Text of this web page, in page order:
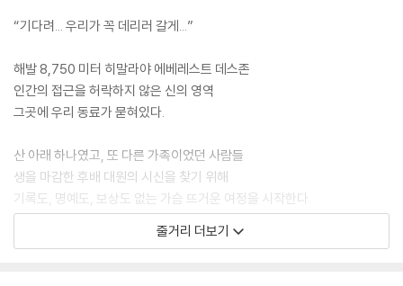
“기다려... 우리가 꼭 데리러 갈게...”
해발 8,750 미터 히말라야 에베레스트 데스존
인간의 접근을 허락하지 않은 신의 영역
그곳에 우리 동료가 묻혀있다.
산 아래 하나였고, 또 다른 가족이었던 사람들
생을 마감한 후배 대원의 시신을 찾기 위해
기록도, 명예도, 보상도 없는 가슴 뜨거운 여정을 시작한다.
그 누구도 시도하지 않았던 위대한 도전
줄거리 더보기